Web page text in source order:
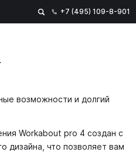
+7 (495) 109-8-901
возможности и долгий
Workabout pro 4 создан с
дизайна, что позволяет вам